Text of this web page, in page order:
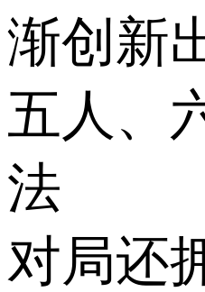
渐创新
五人、
法
对局还